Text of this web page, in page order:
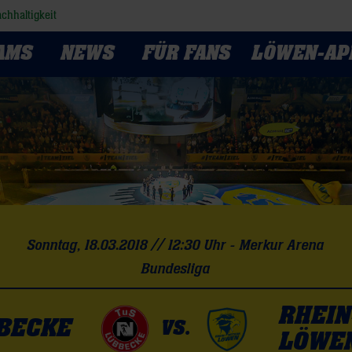
NEWS FÜR FANS LÖWEN-
Sonntag, 18.03.2018 // 12:30 Uhr - Merkur Arena
Bundesliga
VS.